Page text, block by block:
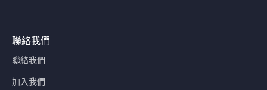
聯絡我們
聯絡我們
加入我們